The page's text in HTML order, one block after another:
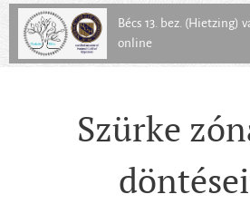
Bécs 13. bez. (Hietzing)
online
Szürke